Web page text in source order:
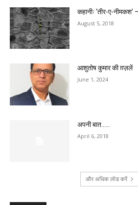
कहानीः ‘तीर-ए-नीमकश’
August 5, 2018
आशुतोष कुमार की ग़ज़लें
June 1, 2024
अपनी बात……
April 6, 2018
और अधिक लोड करें